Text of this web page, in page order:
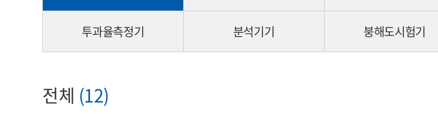
투과율측정기 분석기기 붕해도시험기
전체 (12)